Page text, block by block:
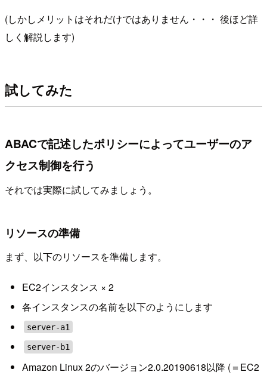
(しかしメリットはそれだけではありません・・・ 後ほど詳
しく解説します)
試してみた
ABACで記述したポリシーによってユーザーのア
クセス制御を行う
それでは実際に試してみましょう。
リソースの準備
まず、以下のリソースを準備します。
EC2インスタンス × 2
各インスタンスの名前を以下のようにします
server-a1
server-b1
Amazon Linux 2のバージョン2.0.20190618以降 (＝EC2